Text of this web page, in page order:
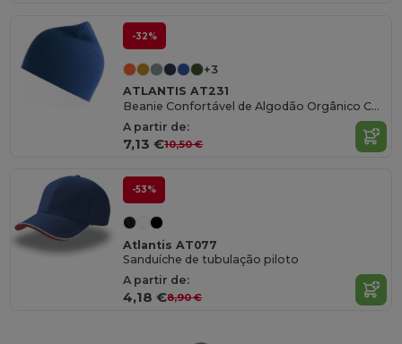
-32%
+3
ATLANTIS AT231
Beanie Confortável de Algodão Orgânico Certificado
A partir de:
7,13 €10,50 €
-53%
Atlantis AT077
Sanduíche de tubulação piloto
A partir de:
4,18 €8,90 €